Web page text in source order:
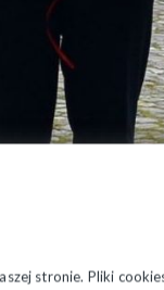
stronie. Pliki